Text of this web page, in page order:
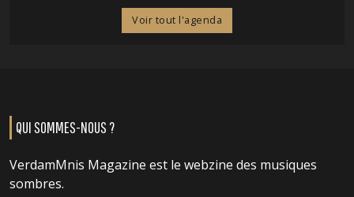
Voir tout l'agenda
QUI SOMMES-NOUS ?
VerdamMnis Magazine est le webzine des musiques
sombres.